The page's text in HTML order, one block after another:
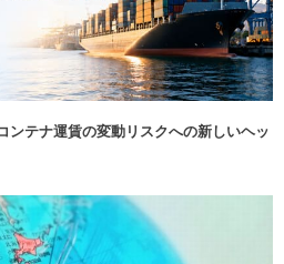
ンテナ運賃の変動リスクへの新しいヘッ